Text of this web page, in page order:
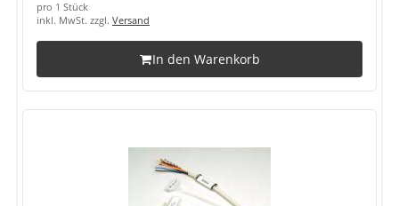
pro 1 Stück
inkl. MwSt. zzgl. Versand
In den Warenkorb